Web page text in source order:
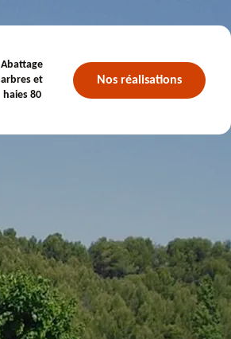
Abattage
arbres et
haies 80
Nos réalisations